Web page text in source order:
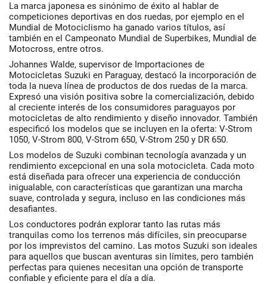
La marca japonesa es sinónimo de éxito al hablar de
competiciones deportivas en dos ruedas, por ejemplo en el
Mundial de Motociclismo ha ganado varios títulos, así
también en el Campeonato Mundial de Superbikes, Mundial de
Motocross, entre otros.
Johannes Walde, supervisor de Importaciones de
Motocicletas Suzuki en Paraguay, destacó la incorporación de
toda la nueva línea de productos de dos ruedas de la marca.
Expresó una visión positiva sobre la comercialización, debido
al creciente interés de los consumidores paraguayos por
motocicletas de alto rendimiento y diseño innovador. También
especificó los modelos que se incluyen en la oferta: V-Strom
1050, V-Strom 800, V-Strom 650, V-Strom 250 y DR 650.
Los modelos de Suzuki combinan tecnología avanzada y un
rendimiento excepcional en una sola motocicleta. Cada moto
está diseñada para ofrecer una experiencia de conducción
inigualable, con características que garantizan una marcha
suave, controlada y segura, incluso en las condiciones más
desafiantes.
Los conductores podrán explorar tanto las rutas más
tranquilas como los terrenos más difíciles, sin preocuparse
por los imprevistos del camino. Las motos Suzuki son ideales
para aquellos que buscan aventuras sin límites, pero también
perfectas para quienes necesitan una opción de transporte
confiable y eficiente para el día a día.